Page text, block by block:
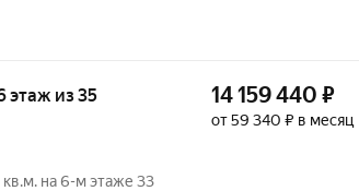
этаж из 35
на 6-м этаже 33
14 159 440 ₽
от 59 340 ₽ в месяц